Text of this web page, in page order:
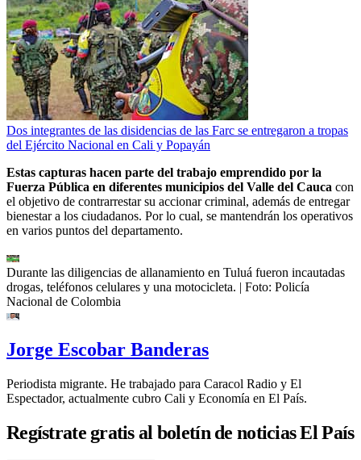
Dos integrantes de las disidencias de las Farc se entregaron a tropas
del Ejército Nacional en Cali y Popayán
Estas capturas hacen parte del trabajo emprendido por la
Fuerza Pública en diferentes municipios del Valle del Cauca con
el objetivo de contrarrestar su accionar criminal, además de entregar
bienestar a los ciudadanos. Por lo cual, se mantendrán los operativos
en varios puntos del departamento.
Durante las diligencias de allanamiento en Tuluá fueron incautadas
drogas, teléfonos celulares y una motocicleta. | Foto: Policía
Nacional de Colombia
Jorge Escobar Banderas
Periodista migrante. He trabajado para Caracol Radio y El
Espectador, actualmente cubro Cali y Economía en El País.
Regístrate gratis al boletín de noticias El País